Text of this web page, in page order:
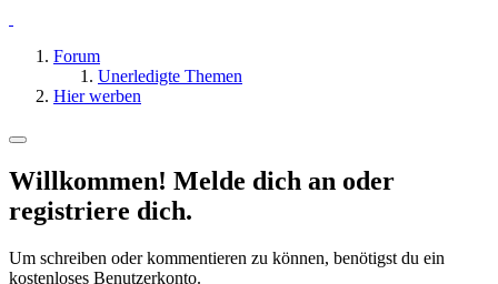
Forum
Unerledigte Themen
Hier werben
Willkommen! Melde dich an oder
registriere dich.
Um schreiben oder kommentieren zu können, benötigst du ein
kostenloses Benutzerkonto.